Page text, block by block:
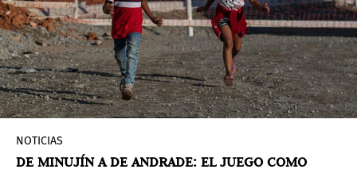
NOTICIAS
DE MINUJÍN A DE ANDRADE: EL JUEGO COMO